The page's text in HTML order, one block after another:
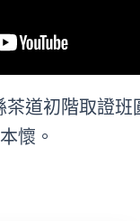
道初階取證班
懷。